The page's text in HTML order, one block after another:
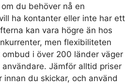
du behöver nå en
ha kontanter eller inte har ett
kan vara högre än hos
men flexibiliteten
ombud i över 200 länder väger
Jämför alltid priser
innan du skickar, och använd